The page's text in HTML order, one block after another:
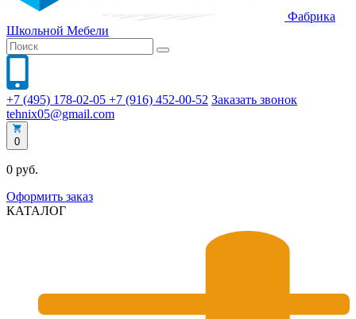
Фабрика
Школьной Мебели
+7 (495) 178-02-05 +7 (916) 452-00-52 Заказать звонок
tehnix05@gmail.com
0
0 руб.
Оформить заказ
КАТАЛОГ